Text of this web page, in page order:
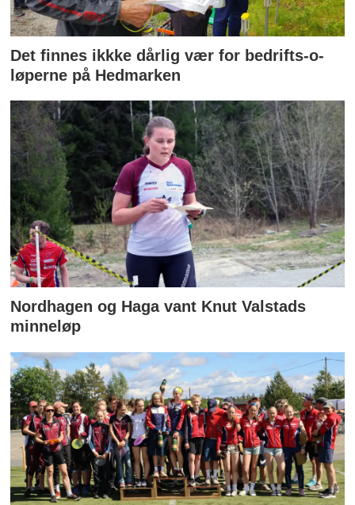
Det finnes ikkke dårlig vær for bedrifts-o-
løperne på Hedmarken
Nordhagen og Haga vant Knut Valstads
minneløp